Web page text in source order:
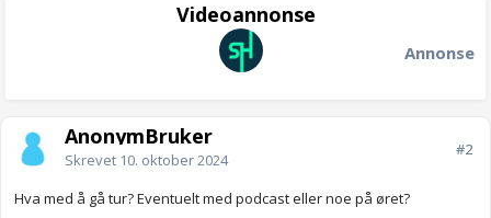
Videoannonse
Annonse
AnonymBruker
Skrevet 10. oktober 2024
#2
Hva med å gå tur? Eventuelt med podcast eller noe på øret?